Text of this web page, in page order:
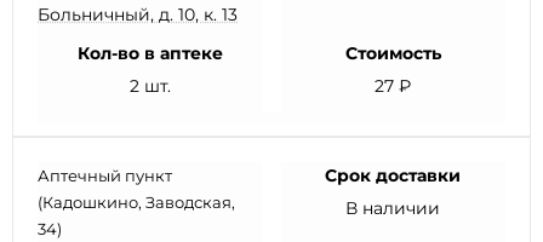
Больничный, д. 10, к. 13
Кол-во в аптеке
2 шт.
Стоимость
27 ₽
Аптечный пункт
(Кадошкино, Заводская,
34)
Срок доставки
В наличии